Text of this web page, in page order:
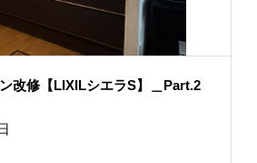
改修【LIXILシエラS】＿Part.2